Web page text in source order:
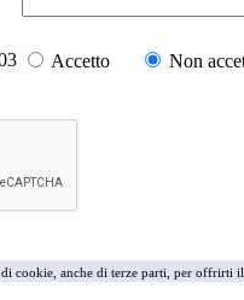
Accetto Non
cookie, anche di terze parti, per